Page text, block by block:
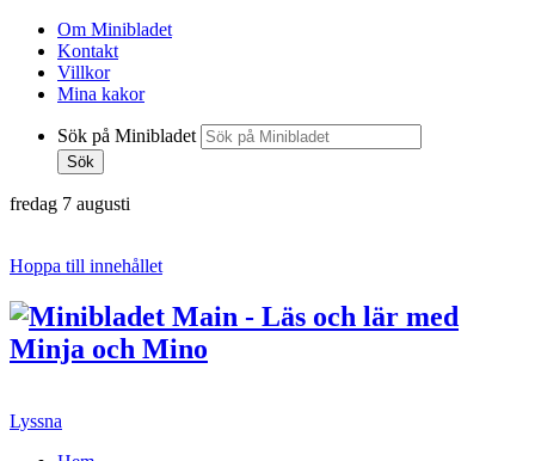
Om Minibladet
Kontakt
Villkor
Mina kakor
Sök på Minibladet
Sök
fredag 7 augusti
Hoppa till innehållet
Lyssna